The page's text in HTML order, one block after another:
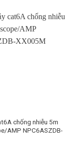
chống nhiễu 5m
AMP NPC6ASZDB-